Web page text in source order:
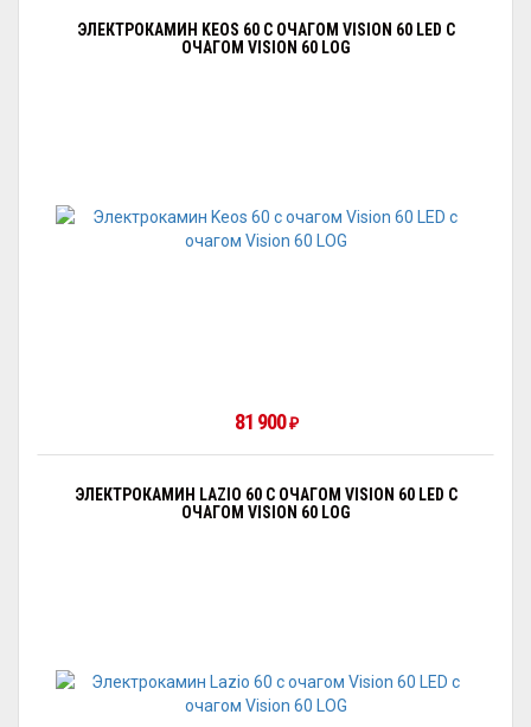
ЭЛЕКТРОКАМИН KEOS 60 С ОЧАГОМ VISION 60 LED С
ОЧАГОМ VISION 60 LOG
81 900₽
ЭЛЕКТРОКАМИН LAZIO 60 С ОЧАГОМ VISION 60 LED С
ОЧАГОМ VISION 60 LOG